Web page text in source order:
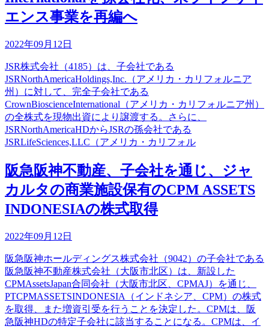
エンス事業を再編へ
2022年09月12日
JSR株式会社（4185）は、子会社である
JSRNorthAmericaHoldings,Inc.（アメリカ・カリフォルニア
州）に対して、完全子会社である
CrownBioscienceInternational（アメリカ・カリフォルニア州）
の全株式を現物出資により譲渡する。さらに、
JSRNorthAmericaHDからJSRの孫会社である
JSRLifeSciences,LLC（アメリカ・カリフォル
阪急阪神不動産、子会社を通じ、ジャ
カルタの商業施設保有のCPM ASSETS
INDONESIAの株式取得
2022年09月12日
阪急阪神ホールディングス株式会社（9042）の子会社である
阪急阪神不動産株式会社（大阪市北区）は、新設した
CPMAssetsJapan合同会社（大阪市北区、CPMAJ）を通じ、
PTCPMASSETSINDONESIA（インドネシア、CPM）の株式
を取得、また増資引受を行うことを決定した。CPMは、阪
急阪神HDの特定子会社に該当することになる。CPMは、イ